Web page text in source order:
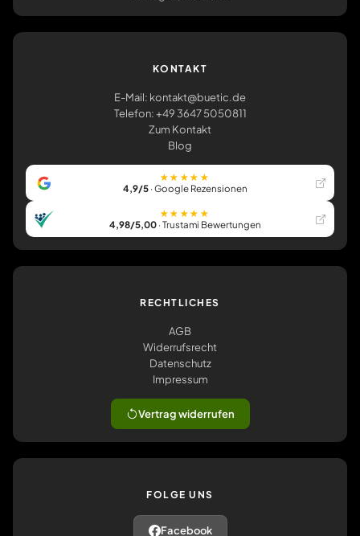
KONTAKT
E-Mail: kontakt@buetic.de
Telefon: +49 3647 5050811
Zum Kontakt
Blog
★★★★★
4,9/5· Google Rezensionen
★★★★★
4,98/5,00· Trustami Bewertungen
RECHTLICHES
AGB
Widerrufsrecht
Datenschutz
Impressum
Vertrag widerrufen
FOLGE UNS
Facebook